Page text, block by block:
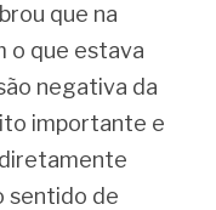
que na
o que estava
negativa da
importante e
sentido de